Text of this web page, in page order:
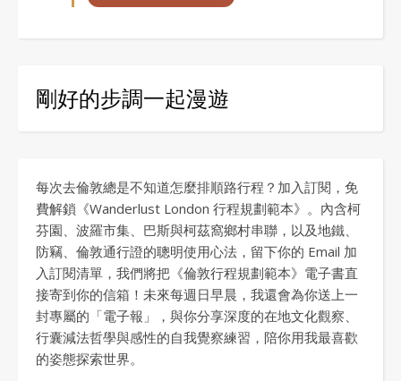
剛好的步調一起漫遊
每次去倫敦總是不知道怎麼排順路行程？加入訂閱，免
費解鎖《Wanderlust London 行程規劃範本》。內含柯
芬園、波羅市集、巴斯與柯茲窩鄉村串聯，以及地鐵、
防竊、倫敦通行證的聰明使用心法，留下你的 Email 加
入訂閱清單，我們將把《倫敦行程規劃範本》電子書直
接寄到你的信箱！未來每週日早晨，我還會為你送上一
封專屬的「電子報」，與你分享深度的在地文化觀察、
行囊減法哲學與感性的自我覺察練習，陪你用我最喜歡
的姿態探索世界。